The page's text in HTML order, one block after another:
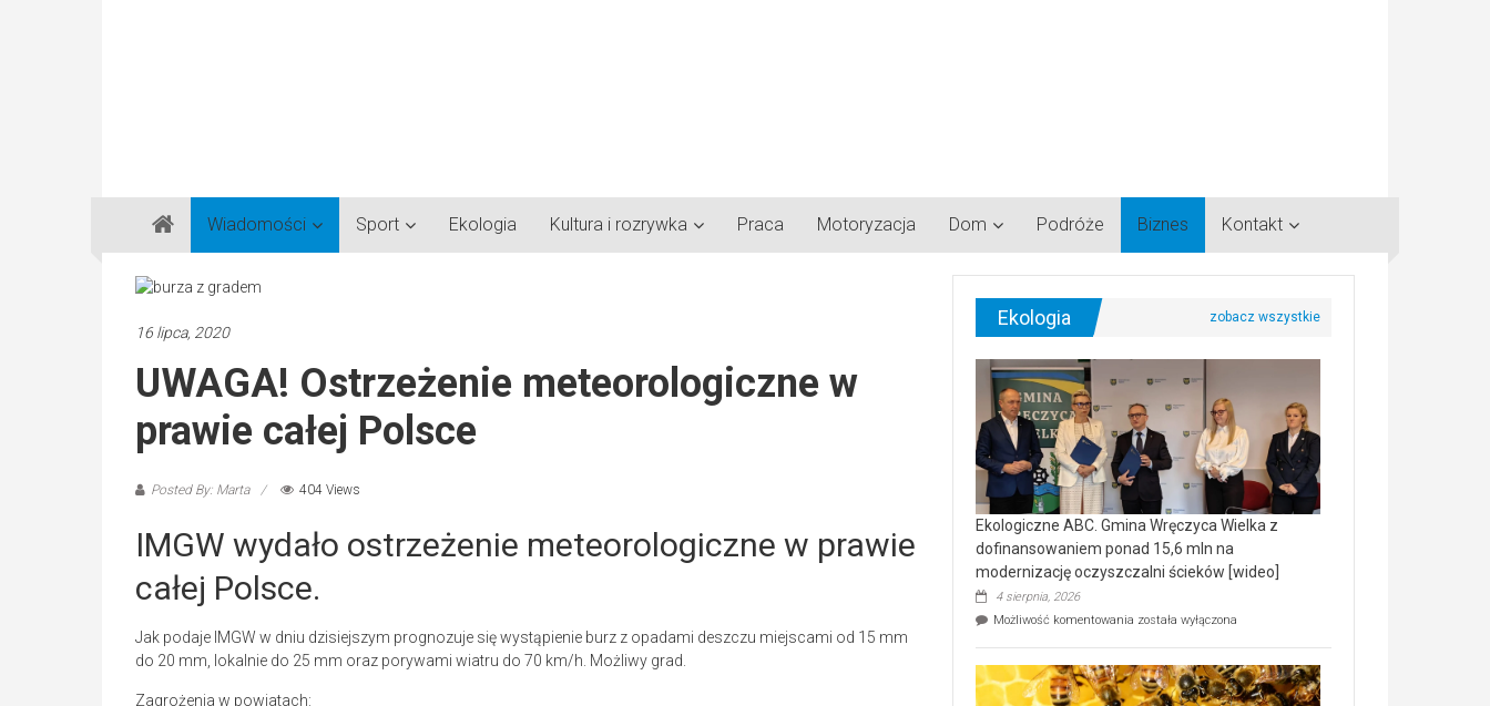
Gazeta
Regionalna
Częstochowa,
Lubliniec,
Wiadomości Sport Ekologia Kultura i rozrywka Praca Motoryzacja Dom Podróże Biznes Kontakt
16 lipca, 2020
UWAGA! Ostrzeżenie meteorologiczne w
prawie całej Polsce
Posted By: Marta 404 Views
IMGW wydało ostrzeżenie meteorologiczne w prawie
całej Polsce.
Jak podaje IMGW w dniu dzisiejszym prognozuje się wystąpienie burz z opadami deszczu miejscami od 15 mm
do 20 mm, lokalnie do 25 mm oraz porywami wiatru do 70 km/h. Możliwy grad.
Zagrożenia w powiatach:
Ekologia
Ekologiczne ABC. Gmina Wręczyca Wielka z
dofinansowaniem ponad 15,6 mln na
modernizację oczyszczalni ścieków [wideo]
4 sierpnia, 2026
Możliwość komentowania Ekologiczne
Wręczyca
Wielka
została wyłączona